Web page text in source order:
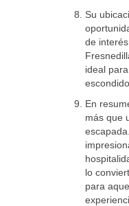
Su
de
ideal
En
más que
lo
para